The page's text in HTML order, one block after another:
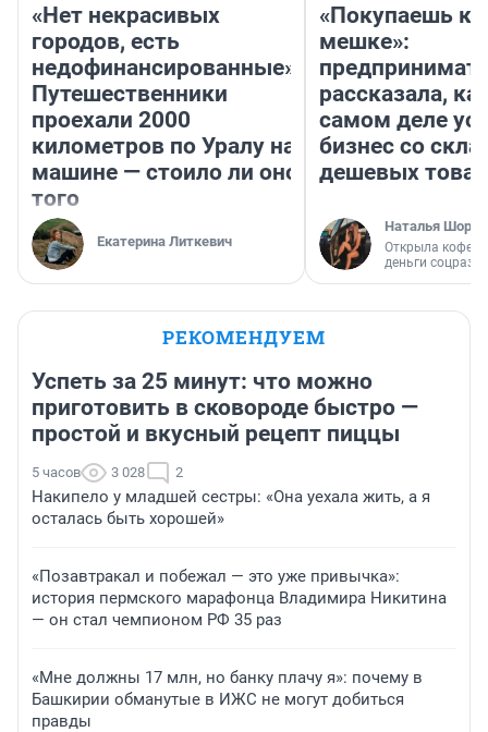
«Нет некрасивых
городов, есть
недофинансированные».
Путешественники
проехали 2000
километров по Уралу на
машине — стоило ли оно
того
Екатерина Литкевич
«Покупаешь
мешке»:
рассказала,
самом деле
бизнес со
дешевых
Наталья
Открыла
деньги
РЕКОМЕНДУЕМ
Успеть за 25 минут: что можно
приготовить в сковороде быстро —
простой и вкусный рецепт пиццы
5 часов 3 028 2
Накипело у младшей сестры: «Она уехала жить, а я
осталась быть хорошей»
«Позавтракал и побежал — это уже привычка»:
история пермского марафонца Владимира Никитина
— он стал чемпионом РФ 35 раз
«Мне должны 17 млн, но банку плачу я»: почему в
Башкирии обманутые в ИЖС не могут добиться
правды